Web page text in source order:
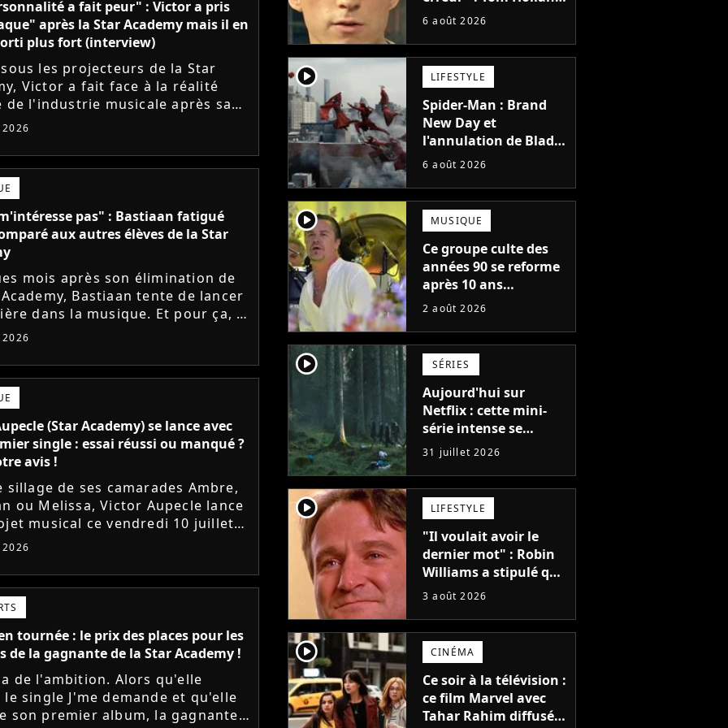
a fait peur" : Victor a pris
après la Star Academy mais il en
plus fort (interview)
sous les projecteurs de la Star
Victor a fait face à la réalité
de l'industrie musicale après sa
l'émission. Face à des maisons
frileuses,...
pas" : Bastiaan fatigué
aux autres élèves de la Star
mois après son élimination de
Bastiaan tente de lancer
dans la musique. Et pour ça, le
a récemment dévoilé "Château",
single....
(Star Academy) se lance avec
single : essai réussi ou manqué ?
avis !
sillage de ses camarades Ambre,
ou Melissa, Victor Aupecle lance
musical ce vendredi 10 juillet
parution du single Je fais de mon
Le demi-finaliste...
tournée : le prix des places pour les
de la gagnante de la Star Academy !
de l'ambition. Alors qu'elle
single J'me demande et qu'elle
son premier album, la gagnante
la star de Spider-Man,
blockbuster
6 août 2026
player2 LIFESTYLE
Spider-Man : Brand
New Day et
l'annulation de Blade
montrent que Marvel
faire quoi que ce soit
de simple
6 août 2026
player2 MUSIQUE
Ce groupe culte des
années 90 se reforme
après 10 ans
d'absence et annonce
2 août 2026
player2 SÉRIES
Aujourd'hui sur
Netflix : cette mini-
série intense se
regarde en une seule
après-midi
31 juillet 2026
player2 LIFESTYLE
"Il voulait avoir le
dernier mot" : Robin
Williams a stipulé que
sa voix ne pourrait
2039, pourtant Disney
possède des
enregistrements
inédits
3 août 2026
player2 CINÉMA
Ce soir à la télévision :
ce film Marvel avec
Tahar Rahim diffusé